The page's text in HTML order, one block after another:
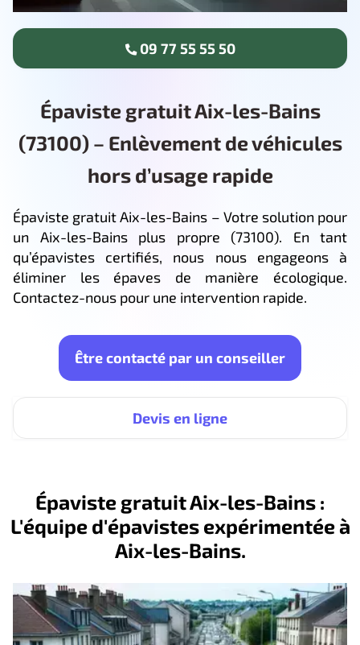
Épaviste gratuit Aix-les-Bains
(73100) – Enlèvement de véhicules
hors d’usage rapide
Épaviste gratuit Aix-les-Bains – Votre solution pour
un Aix-les-Bains plus propre (73100). En tant
qu’épavistes certifiés, nous nous engageons à
éliminer les épaves de manière écologique.
Contactez-nous pour une intervention rapide.
Être contacté par un conseiller
Devis en ligne
09 77 55 55 50
Épaviste gratuit Aix-les-Bains :
L'équipe d'épavistes expérimentée à
Aix-les-Bains.